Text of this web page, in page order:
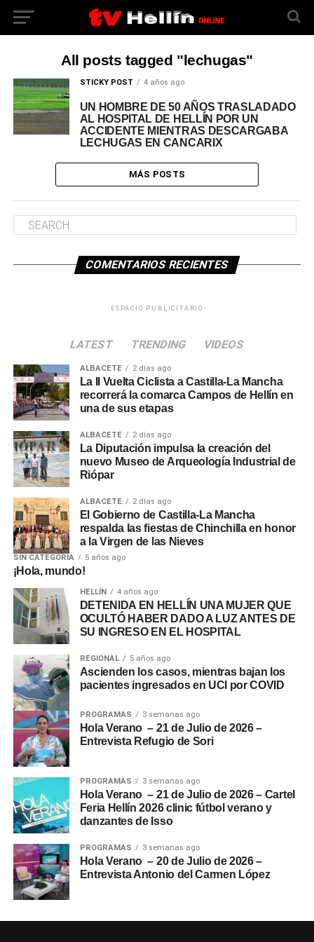
All posts tagged "lechugas"
STICKY POST 4 años ago
UN HOMBRE DE 50 AÑOS TRASLADADO
AL HOSPITAL DE HELLÍN POR UN
ACCIDENTE MIENTRAS DESCARGABA
LECHUGAS EN CANCARIX
MÁS POSTS
COMENTARIOS RECIENTES
ESPACIO PUBLICITARIO
LATEST TRENDING VIDEOS
ALBACETE 2 días ago
La II Vuelta Ciclista a Castilla-La Mancha
recorrerá la comarca Campos de Hellín en
una de sus etapas
ALBACETE 2 días ago
La Diputación impulsa la creación del
nuevo Museo de Arqueología Industrial de
Riópar
ALBACETE 2 días ago
El Gobierno de Castilla-La Mancha
respalda las fiestas de Chinchilla en honor
a la Virgen de las Nieves
SIN CATEGORÍA 5 años ago
¡Hola, mundo!
HELLÍN 4 años ago
DETENIDA EN HELLÍN UNA MUJER QUE
OCULTÓ HABER DADO A LUZ ANTES DE
SU INGRESO EN EL HOSPITAL
REGIONAL 5 años ago
Ascienden los casos, mientras bajan los
pacientes ingresados en UCI por COVID
PROGRAMAS 3 semanas ago
Hola Verano – 21 de Julio de 2026 –
Entrevista Refugio de Sori
PROGRAMAS 3 semanas ago
Hola Verano – 21 de Julio de 2026 – Cartel
Feria Hellín 2026 clinic fútbol verano y
danzantes de Isso
PROGRAMAS 3 semanas ago
Hola Verano – 20 de Julio de 2026 –
Entrevista Antonio del Carmen López